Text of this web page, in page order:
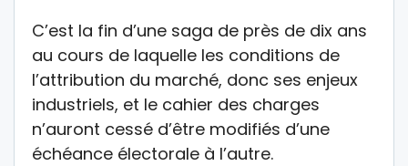
C’est la fin d’une saga de près de dix ans
au cours de laquelle les conditions de
l’attribution du marché, donc ses enjeux
industriels, et le cahier des charges
n’auront cessé d’être modifiés d’une
échéance électorale à l’autre.